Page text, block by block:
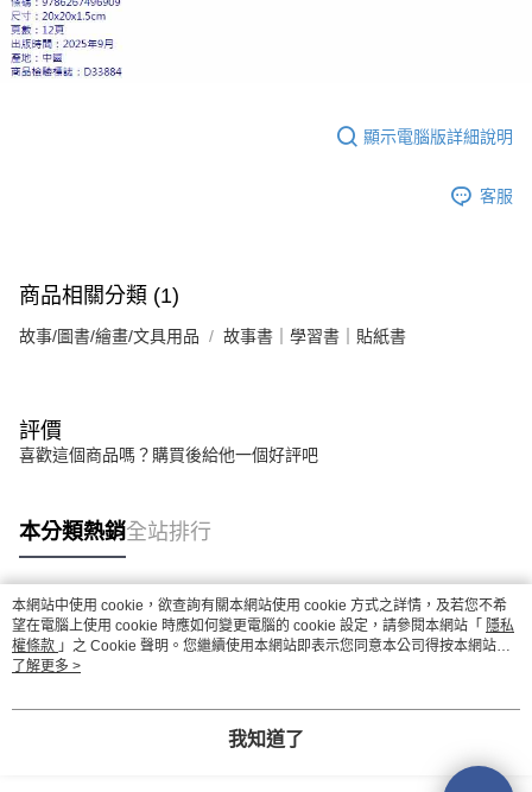
顯示電腦版詳細說明
客服
商品相關分類 (1)
故事/圖書/繪畫/文具用品 故事書｜學習書｜貼紙書
評價
喜歡這個商品嗎？購買後給他一個好評吧
本分類熱銷全站排行
熱門標籤
本網站中使用 cookie，欲查詢有關本網站使用 cookie 方式之詳情，及若您不希
望在電腦上使用 cookie 時應如何變更電腦的 cookie 設定，請參閱本網站「 隱私
權條款 」之 Cookie 聲明。您繼續使用本網站即表示您同意本公司得按本網站使
用條款之 Cookie 聲明使用 cookie。
了解更多 >
我知道了